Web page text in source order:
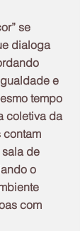
se
dialoga
e
tempo
coletiva da
contam
de
o
com